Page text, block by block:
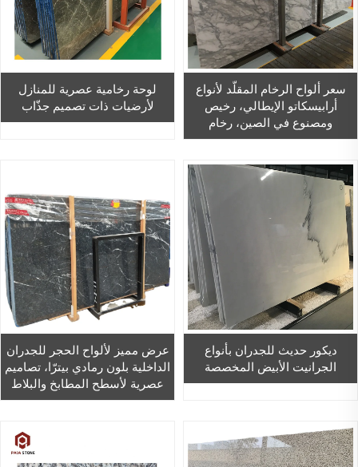
سعر ألواح الرخام المقلَّد لأنواع
أرابيسكاتو الإيطالي، رخيص
ومصنوع في الصين، رخام
اصطناعي فاخر
لوحة رخامية عصرية للمنازل
لأرضيات ذات تصميم جذّاب
ديكور حديث للجدران بأنواع
الجرانيت الأبيض المخصصة
عرض مميز لألواح الحجر للجدران
الداخلية بلون رمادي بيترّا، تصاميم
عصرية لأسطح المطابخ والبلاط
من الرخام